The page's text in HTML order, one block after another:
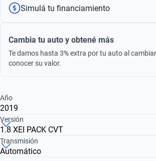
Simulá tu financiamiento
Cambia tu auto y obtené más
Te damos hasta 3% extra por tu auto al
conocer su valor.
Año
2019
2012
$ 12.830.000
Versión
1.8 XEI PACK CVT
1.8 XEI CVT
Transmisión
Automático